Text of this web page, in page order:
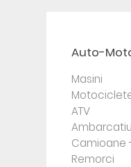
Auto-
Masini
ATV
Camioane
Remorci